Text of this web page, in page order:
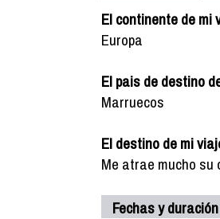
El continente de mi
Europa
El pais de destino
Marruecos
El destino de mi
Me atrae mucho su
Fechas y